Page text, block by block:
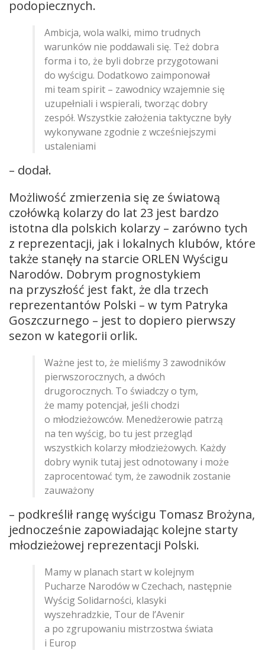
podopiecznych.
Ambicja, wola walki, mimo trudnych
warunków nie poddawali się. Też dobra
forma i to, że byli dobrze przygotowani
do wyścigu. Dodatkowo zaimponował
mi team spirit – zawodnicy wzajemnie się
uzupełniali i wspierali, tworząc dobry
zespół. Wszystkie założenia taktyczne były
wykonywane zgodnie z wcześniejszymi
ustaleniami
– dodał.
Możliwość zmierzenia się ze światową
czołówką kolarzy do lat 23 jest bardzo
istotna dla polskich kolarzy – zarówno tych
z reprezentacji, jak i lokalnych klubów, które
także stanęły na starcie ORLEN Wyścigu
Narodów. Dobrym prognostykiem
na przyszłość jest fakt, że dla trzech
reprezentantów Polski – w tym Patryka
Goszczurnego – jest to dopiero pierwszy
sezon w kategorii orlik.
Ważne jest to, że mieliśmy 3 zawodników
pierwszorocznych, a dwóch
drugorocznych. To świadczy o tym,
że mamy potencjał, jeśli chodzi
o młodzieżowców. Menedżerowie patrzą
na ten wyścig, bo tu jest przegląd
wszystkich kolarzy młodzieżowych. Każdy
dobry wynik tutaj jest odnotowany i może
zaprocentować tym, że zawodnik zostanie
zauważony
– podkreślił rangę wyścigu Tomasz Brożyna,
jednocześnie zapowiadając kolejne starty
młodzieżowej reprezentacji Polski.
Mamy w planach start w kolejnym
Pucharze Narodów w Czechach, następnie
Wyścig Solidarności, klasyki
wyszehradzkie, Tour de l’Avenir
a po zgrupowaniu mistrzostwa świata
i Europ